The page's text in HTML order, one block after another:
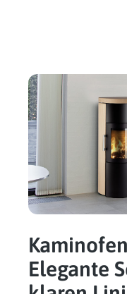
Elegante